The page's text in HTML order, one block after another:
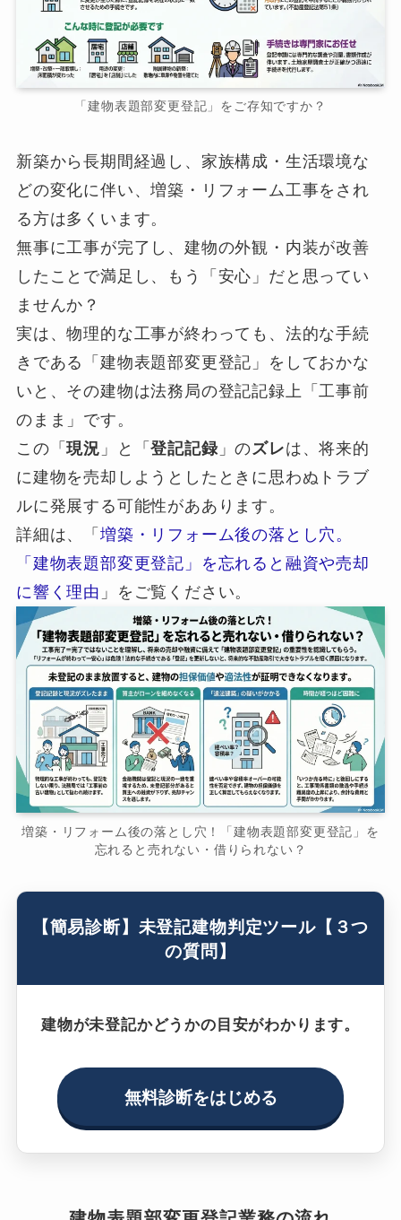
「建物表題部変更登記」をご存知ですか？
新築から長期間経過し、家族構成・生活環境な
どの変化に伴い、増築・リフォーム工事をされ
る方は多くいます。
無事に工事が完了し、建物の外観・内装が改善
したことで満足し、もう「安心」だと思ってい
ませんか？
実は、物理的な工事が終わっても、法的な手続
きである「建物表題部変更登記」をしておかな
いと、その建物は法務局の登記記録上「工事前
のまま」です。
この「現況 」と「登記記録」のズレは、将来的
に建物を売却しようとしたときに思わぬトラブ
ルに発展する可能性がああります。
詳細は、「 増築・リフォーム後の落とし穴。
「建物表題部変更登記」を忘れると融資や売却
に響く理由 」をご覧ください。
増築・リフォーム後の落とし穴！「建物表題部変更登記」を
忘れると売れない・借りられない？
【簡易診断】未登記建物判定ツール【３つ
の質問】
建物が未登記かどうかの目安がわかります。
無料診断をはじめる